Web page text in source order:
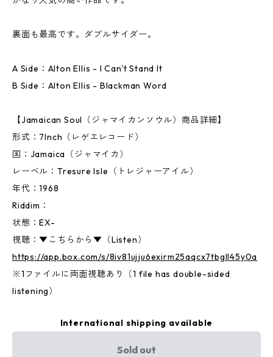
裏面も最高です。ダブルサイダー。
A Side：Alton Ellis - I Can't Stand It
B Side：Alton Ellis - Blackman Word
【Jamaican Soul（ジャマイカンソウル）商品詳細】
形式：7Inch（レゲエレコード）
国：Jamaica（ジャマイカ）
レーベル：Tresure Isle（トレジャーアイル）
年代：1968
Riddim：
状態：EX-
視聴：▼こちらから▼（Listen）
https://app.box.com/s/8iv81ujju6exirm25aqcx7tbgll45y0a
※1ファイルに両面視聴あり（1 file has double-sided
listening）
International shipping available
Sold out